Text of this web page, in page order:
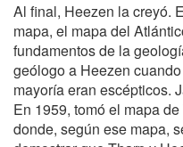
Al final, Heezen la creyó.
mapa, el mapa del
fundamentos de la
geólogo a Heezen
mayoría eran escépticos.
En 1959, tomó el mapa
donde, según ese mapa,